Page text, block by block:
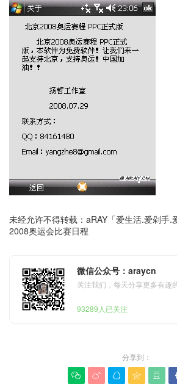
未经允许不得转载： aRAY「爱生活.爱剁手.
2008奥运会比赛日程
微信公众号：araycn
关注我们，每天分享更多有趣
93289人已关注
分享到：
    